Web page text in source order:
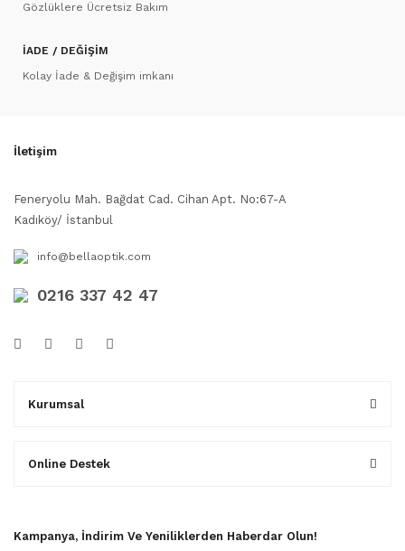
Gözlüklere Ücretsiz Bakım
İADE / DEĞİŞİM
Kolay İade & Değişim imkanı
İletişim
Feneryolu Mah. Bağdat Cad. Cihan Apt. No:67-A
Kadıköy/ İstanbul
info@bellaoptik.com
0216 337 42 47
Kurumsal
Online Destek
Kampanya, İndirim Ve Yeniliklerden Haberdar Olun!